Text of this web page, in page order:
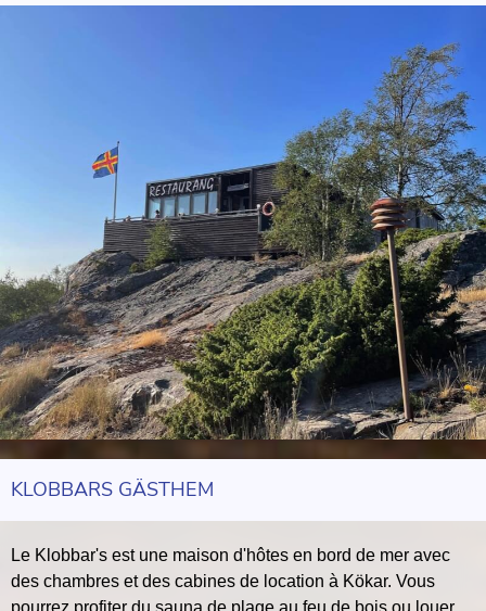
KLOBBARS GÄSTHEM
Le Klobbar's est une maison d'hôtes en bord de mer avec
des chambres et des cabines de location à Kökar. Vous
pourrez profiter du sauna de plage au feu de bois ou louer